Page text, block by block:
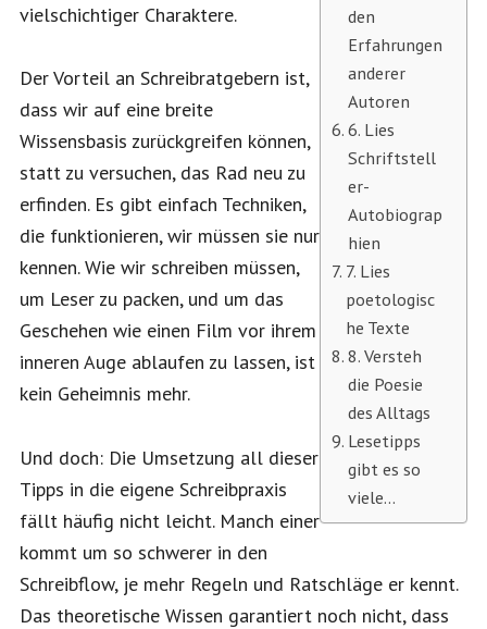
den
Erfahrungen
anderer
Autoren
6. Lies
Schriftstell
er-
Autobiograp
hien
7. Lies
poetologisc
he Texte
8. Versteh
die Poesie
des Alltags
Lesetipps
gibt es so
viele…
vielschichtiger Charaktere.
Der Vorteil an Schreibratgebern ist,
dass wir auf eine breite
Wissensbasis zurückgreifen können,
statt zu versuchen, das Rad neu zu
erfinden. Es gibt einfach Techniken,
die funktionieren, wir müssen sie nur
kennen. Wie wir schreiben müssen,
um Leser zu packen, und um das
Geschehen wie einen Film vor ihrem
inneren Auge ablaufen zu lassen, ist
kein Geheimnis mehr.
Und doch: Die Umsetzung all dieser
Tipps in die eigene Schreibpraxis
fällt häufig nicht leicht. Manch einer
kommt um so schwerer in den
Schreibflow, je mehr Regeln und Ratschläge er kennt.
Das theoretische Wissen garantiert noch nicht, dass